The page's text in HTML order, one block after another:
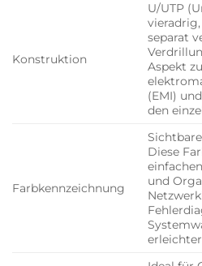
Konstruktion
U/UTP
separat
Aspekt
(EMI)
den
Farbkennzeichnung
Diese
und